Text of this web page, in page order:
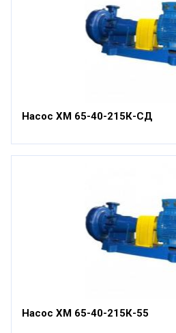
Насос ХМ 65-40-215К-СД
Насос ХМ 65-40-215К-55